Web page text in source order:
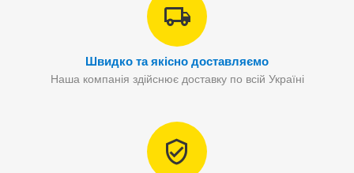
Швидко та якісно доставляємо
Наша компанія здійснює доставку по всій Україні